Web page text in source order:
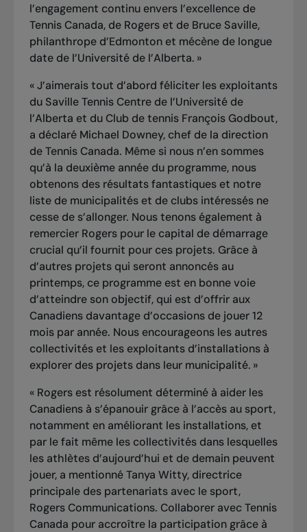
l’engagement continu envers l’excellence de
Tennis Canada, de Rogers et de Bruce Saville,
philanthrope d’Edmonton et mécène de longue
date de l’Université de l’Alberta. »
« J’aimerais tout d’abord féliciter les exploitants
du Saville Tennis Centre de l’Université de
l’Alberta et du Club de tennis François Godbout,
a déclaré Michael Downey, chef de la direction
de Tennis Canada. Même si nous n’en sommes
qu’à la deuxième année du programme, nous
obtenons des résultats fantastiques et notre
liste de municipalités et de clubs intéressés ne
cesse de s’allonger. Nous tenons également à
remercier Rogers pour le capital de démarrage
crucial qu’il fournit pour ces projets. Grâce à
d’autres projets qui seront annoncés au
printemps, ce programme est en bonne voie
d’atteindre son objectif, qui est d’offrir aux
Canadiens davantage d’occasions de jouer 12
mois par année. Nous encourageons les autres
collectivités et les exploitants d’installations à
explorer des projets dans leur municipalité. »
« Rogers est résolument déterminé à aider les
Canadiens à s’épanouir grâce à l’accès au sport,
notamment en améliorant les installations, et
par le fait même les collectivités dans lesquelles
les athlètes d’aujourd’hui et de demain peuvent
jouer, a mentionné Tanya Witty, directrice
principale des partenariats avec le sport,
Rogers Communications. Collaborer avec Tennis
Canada pour accroître la participation grâce à